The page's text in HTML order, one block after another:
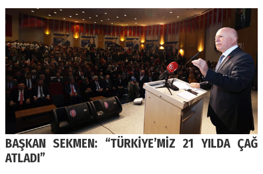
BAŞKAN SEKMEN: “TÜRKİYE’MİZ 21 YILDA ÇAĞ
ATLADI”